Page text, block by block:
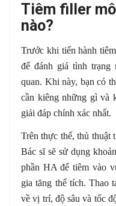
Tiêm filler
nào?
Trước khi tiến hành
để đánh giá tình trạng
quan. Khi này, bạn có
cần kiêng những gì và
giải đáp chính xác nhất.
Trên thực thế, thủ thuật
Bác sĩ sẽ sử dụng
phần HA để tiêm vào
gia tăng thể tích. Thao
về vị trí, độ sâu và tốc